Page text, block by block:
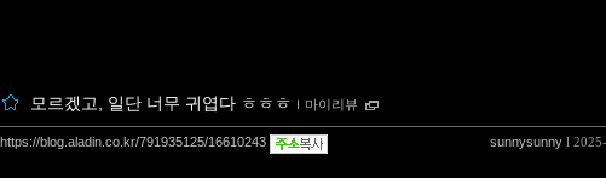
모르겠고, 일단 너무 귀엽다 ㅎㅎㅎ ｌ 마이리뷰
sunnysunny l
https://blog.aladin.co.kr/791935125/16610243